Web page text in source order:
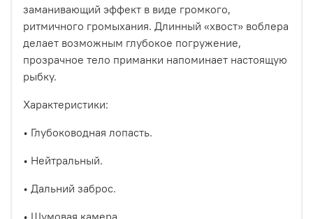
заманивающий эффект в виде громкого,
ритмичного громыхания. Длинный «хвост» воблера
делает возможным глубокое погружение,
прозрачное тело приманки напоминает настоящую
рыбку.
Характеристики:
• Глубоководная лопасть.
• Нейтральный.
• Дальний заброс.
• Шумовая камера.